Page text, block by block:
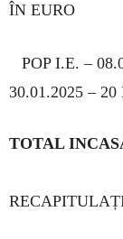
ÎN EURO
POP I.E. –
30.01.2025 – 20
TOTAL